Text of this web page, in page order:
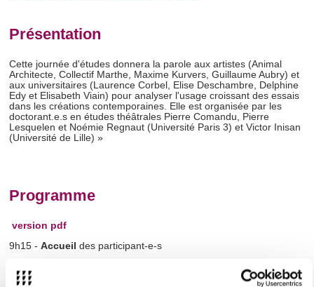
Présentation
Cette journée d'études donnera la parole aux artistes (Animal
Architecte, Collectif Marthe, Maxime Kurvers, Guillaume Aubry) et
aux universitaires (Laurence Corbel, Elise Deschambre, Delphine
Edy et Elisabeth Viain) pour analyser l'usage croissant des essais
dans les créations contemporaines. Elle est organisée par les
doctorant.e.s en études théâtrales Pierre Comandu, Pierre
Lesquelen et Noémie Regnaut (Université Paris 3) et Victor Inisan
(Université de Lille) »
Programme
version pdf
9h15 - Accueil des participant-e-s